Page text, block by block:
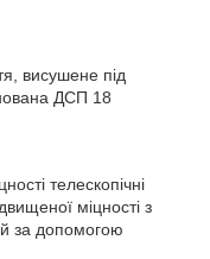
висушене під
ДСП 18
телескопічні
міцності з
за допомогою